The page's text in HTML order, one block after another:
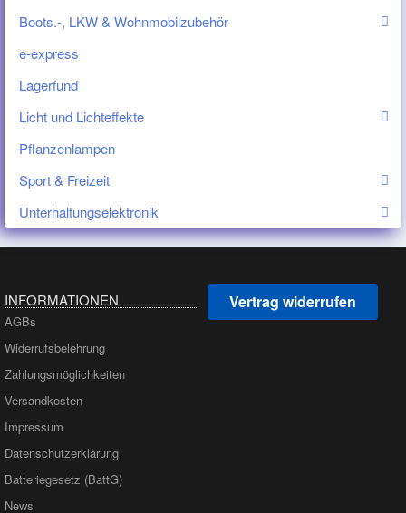
Boots.-, LKW & Wohnmobilzubehör
e-express
Lagerfund
Licht und Lichteffekte
Pflanzenlampen
Sport & Freizeit
Unterhaltungselektronik
INFORMATIONEN
AGBs
Widerrufsbelehrung
Zahlungsmöglichkeiten
Versandkosten
Impressum
Datenschutzerklärung
Batteriegesetz (BattG)
News
Vertrag widerrufen